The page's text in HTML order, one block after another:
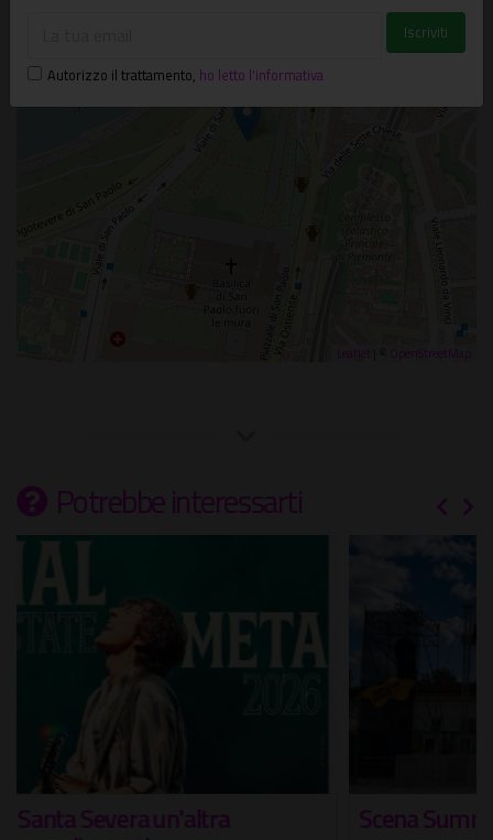
Parco Schuster - Roma
Leaflet
Potrebbe interessarti
Scena Summer Fest 2026
Autorizzo il trattamento, ho letto l'informativa